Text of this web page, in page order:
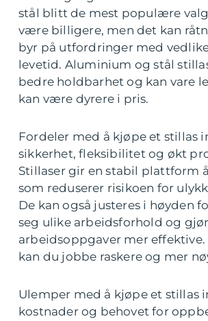
stål blitt de mest populære
være billigere, men det kan
byr på utfordringer med
levetid. Aluminium og stål
bedre holdbarhet og kan vare
kan være dyrere i pris.
Fordeler med å kjøpe et stillas
sikkerhet, fleksibilitet og økt
Stillaser gir en stabil plattform
som reduserer risikoen for
De kan også justeres i høyden
seg ulike arbeidsforhold og
arbeidsoppgaver mer effektive.
kan du jobbe raskere og mer
Ulemper med å kjøpe et stillas
kostnader og behovet for